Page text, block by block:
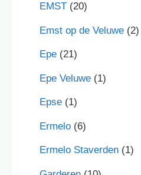
EMST (20)
Emst op de Veluwe (2)
Epe (21)
Epe Veluwe (1)
Epse (1)
Ermelo (6)
Ermelo Staverden (1)